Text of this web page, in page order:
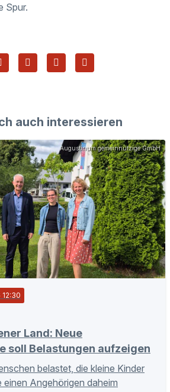
Spur.
auch interessieren
Augustinum gemeinnützige GmbH
Land: Neue
soll Belastungen aufzeigen
belastet, die kleine Kinder
einen Angehörigen daheim